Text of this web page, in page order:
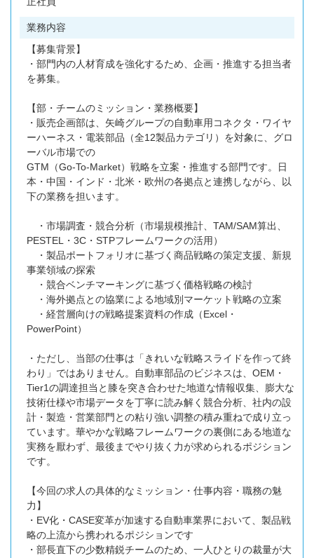
業務内容
【募集背景】
・部門内の人材育成を強化するため、企画・推進する担当者
を募集。
【部・チームのミッション・業務概要】
・販売企画部は、矢崎グループの自動車用コネクタ・ワイヤ
ーハーネス・電装部品（全12製品カテゴリ）を対象に、グロ
ーバル市場での
GTM（Go-To-Market）戦略を立案・推進する部門です。日
本・中国・インド・北米・欧州の各拠点と連携しながら、以
下の業務を担います。
・市場調査・競合分析（市場規模推計、TAM/SAM算出、
PESTEL・3C・STPフレームワークの活用）
・製品ポートフォリオに基づく商品戦略の策定支援、新規
事業領域の探索
・競合ベンチマーキングに基づく価格戦略の検討
・海外拠点との協業による地域別マーケット戦略の立案
・経営層向けの戦略提案資料の作成（Excel・
PowerPoint）
・ただし、当部の仕事は「きれいな戦略スライドを作って終
わり」ではありません。自動車部品のビジネスは、OEM・
Tier1の調達担当と膝を突き合わせた地道な情報収集、膨大な
技術仕様や市場データを丁寧に読み解く競合分析、社内の設
計・製造・営業部門との粘り強い調整の積み重ねで成り立っ
ています。華やかな戦略フレームワークの裏側にある地道な
実務を厭わず、最後までやり抜く力が求められるポジション
です。
【今回の求人の具体的なミッション・仕事内容・職務の魅
力】
・EV化・CASE変革が加速する自動車業界において、製品戦
略の上流から携われるポジションです
・部長直下の少数精鋭チームのため、一人ひとりの裁量が大